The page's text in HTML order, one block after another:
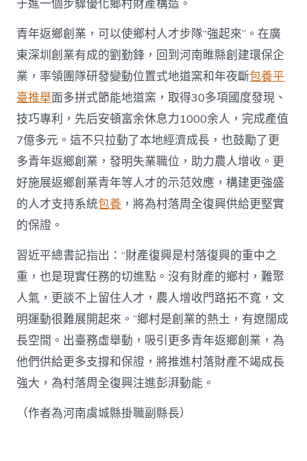
于進一個步驟優化鄉村財產構造。
青年返鄉創業，可以使鄉村人才步隊“強起來”。在廣
東深圳創業有成的劉勤鋒，回到河南睢縣創建環保企
業，率領團隊研發變動位置式地道窯和年夜斷包養平
臺推舉面多拼式節能地道窯，取得30多項國度發現、
技巧專利，先后安頓富余休息力1000余人，完成產值
7億多元。這不只拉動了本地經濟成長，也鼓勵了更
多青年返鄉創業，發明失業職位，助力農人增收。更
好施展返鄉創業青年等人才的示范效應，構建更強盛
的人才支持系統包養 ，將為村落周全復興供給更堅實
的保證。
習近平總書記指出：“財產復興是村落復興的重中之
重，也是現實任務的切進點。沒有財產的鄉村，難聚
人氣，更談不上留住人才，農人增收門路拓不寬，文
明運動很難展開起來。”鄉村是創業的熱土，有遼闊成
長空間。出臺務虛舉動，吸引更多青年返鄉創業，為
他們供給更多支撐和保證，將推進村落財產不竭成長
強大，為村落周全復興注進彭湃動能。
（作者為河南虞城縣掛職副縣長）